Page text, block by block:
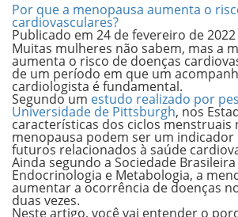
Por que a menopausa aumenta o
cardiovasculares?
Publicado em 24 de fevereiro de 2022
Muitas mulheres não sabem, mas a
aumenta o risco de doenças
de um período em que um
cardiologista é fundamental.
Segundo um estudo realizado por
Universidade de Pittsburgh, nos
características dos ciclos
menopausa podem ser um
futuros relacionados à saúde
Ainda segundo a Sociedade
Endocrinologia e Metabologia, a
aumentar a ocorrência de doenças
duas vezes.
Neste artigo, você vai entender o